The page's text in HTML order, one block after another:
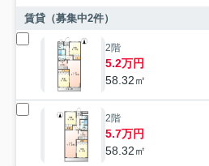
賃貸（募集中2件）
2階
5.2万円
58.32㎡
2階
5.7万円
58.32㎡